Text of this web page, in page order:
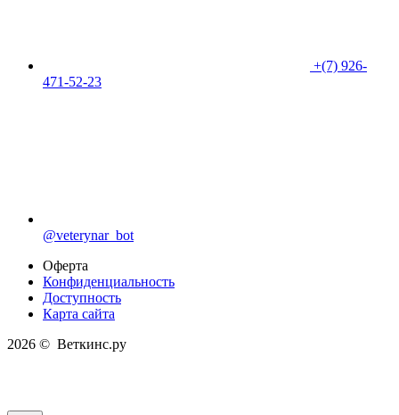
+(7) 926-
471-52-23
@veterynar_bot
Оферта
Конфиденциальность
Доступность
Карта сайта
2026 © Веткинс.ру